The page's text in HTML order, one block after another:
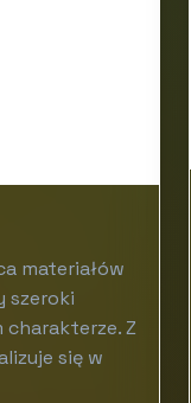
materiałów
szeroki
Z
się w